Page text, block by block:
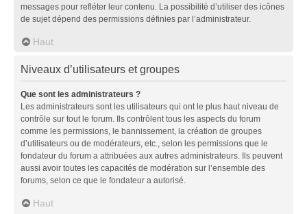
messages pour refléter leur contenu. La possibilité d’utiliser des icônes
de sujet dépend des permissions définies par l’administrateur.
Haut
Niveaux d’utilisateurs et groupes
Que sont les administrateurs ?
Les administrateurs sont les utilisateurs qui ont le plus haut niveau de
contrôle sur tout le forum. Ils contrôlent tous les aspects du forum
comme les permissions, le bannissement, la création de groupes
d’utilisateurs ou de modérateurs, etc., selon les permissions que le
fondateur du forum a attribuées aux autres administrateurs. Ils peuvent
aussi avoir toutes les capacités de modération sur l’ensemble des
forums, selon ce que le fondateur a autorisé.
Haut